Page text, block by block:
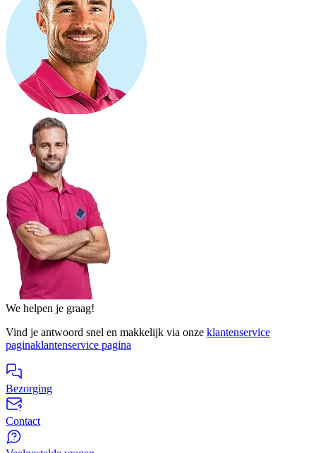
We helpen je graag!
Vind je antwoord snel en makkelijk via onze klantenservice
paginaklantenservice pagina
Bezorging
Contact